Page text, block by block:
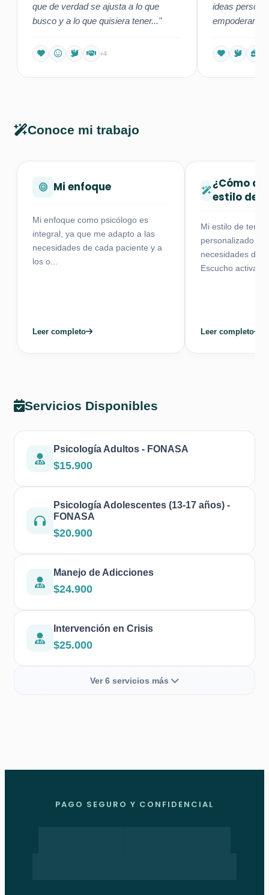
de transformarnos cuando contamos con el
de priorizar tu salud mental, estoy aquí para apoyarte en
ese camino.
que de verdad se ajusta a lo que
busco y a lo que quisiera tener..."
+4
ideas
Conoce mi trabajo
Mi enfoque
Mi enfoque como psicólogo es
integral, ya que me adapto a las
necesidades de cada paciente y a
los o...
Leer completo
¿Cómo
estilo de
Mi estilo de
personalizado y
necesidades de
Escucho activa...
Leer completo
Servicios Disponibles
Psicología Adultos - FONASA
$15.900
Psicología Adolescentes (13-17 años) -
FONASA
$20.900
Manejo de Adicciones
$24.900
Intervención en Crisis
$25.000
Ver 6 servicios más
PAGO SEGURO Y CONFIDENCIAL